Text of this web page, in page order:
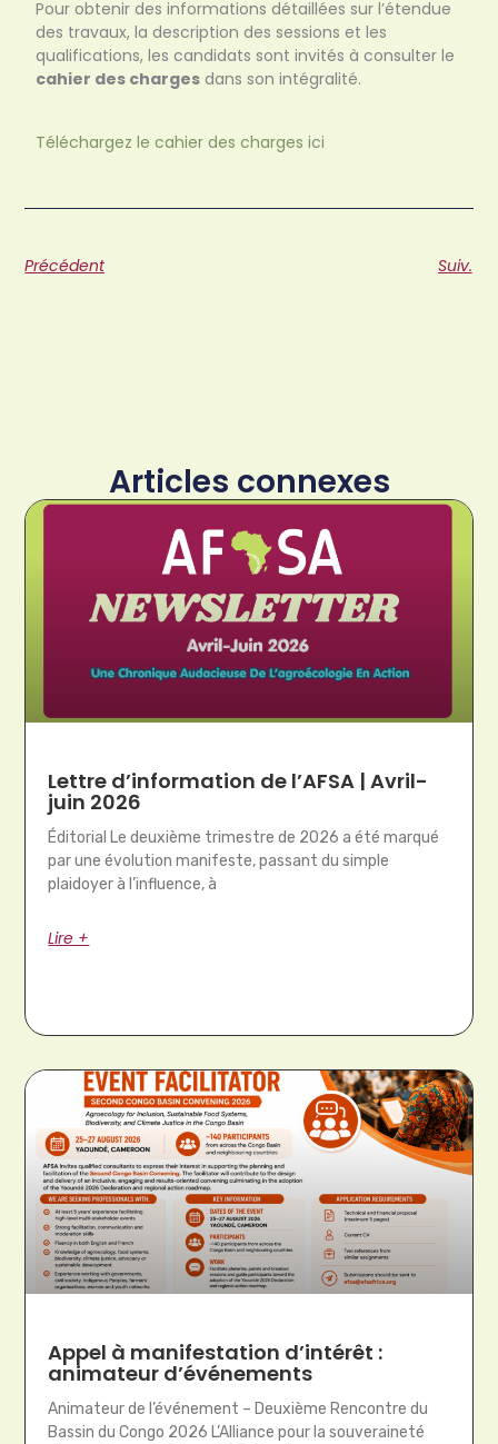
Pour obtenir des informations détaillées sur l’étendue
des travaux, la description des sessions et les
qualifications, les candidats sont invités à consulter le
cahier des charges dans son intégralité.
Téléchargez le cahier des charges ici
Précédent Suiv.
Articles connexes
Lettre d’information de l’AFSA | Avril-
juin 2026
Éditorial Le deuxième trimestre de 2026 a été marqué
par une évolution manifeste, passant du simple
plaidoyer à l’influence, à
Lire +
Appel à manifestation d’intérêt :
animateur d’événements
Animateur de l’événement – Deuxième Rencontre du
Bassin du Congo 2026 L’Alliance pour la souveraineté